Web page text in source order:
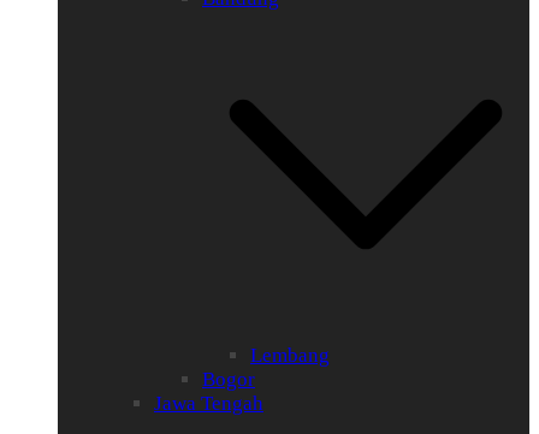
Lembang
Bogor
Jawa Tengah